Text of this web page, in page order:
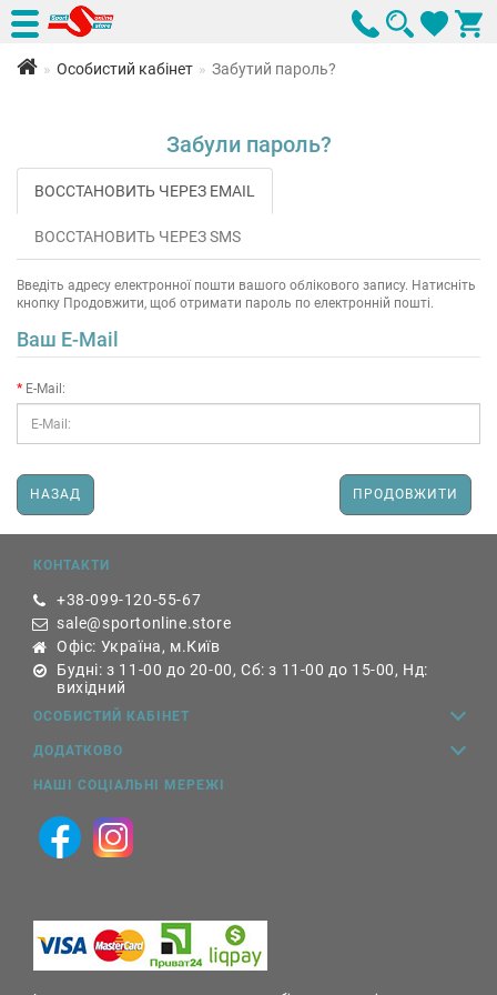
Особистий кабінет Забутий пароль?
Забули пароль?
ВОССТАНОВИТЬ ЧЕРЕЗ EMAIL
ВОССТАНОВИТЬ ЧЕРЕЗ SMS
Введіть адресу електронної пошти вашого облікового запису. Натисніть
кнопку Продовжити, щоб отримати пароль по електронній пошті.
Ваш E-Mail
E-Mail:
НАЗАД
КОНТАКТИ
+38-099-120-55-67
sale@sportonline.store
Офіс: Україна, м.Київ
Будні: з 11-00 до 20-00, Сб: з 11-00 до 15-00, Нд:
вихідний
ОСОБИСТИЙ КАБІНЕТ
ДОДАТКОВО
НАШІ СОЦІАЛЬНІ МЕРЕЖІ